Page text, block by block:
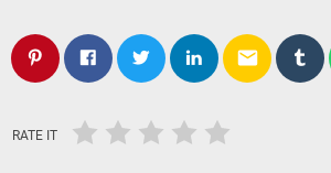
email
RATE IT